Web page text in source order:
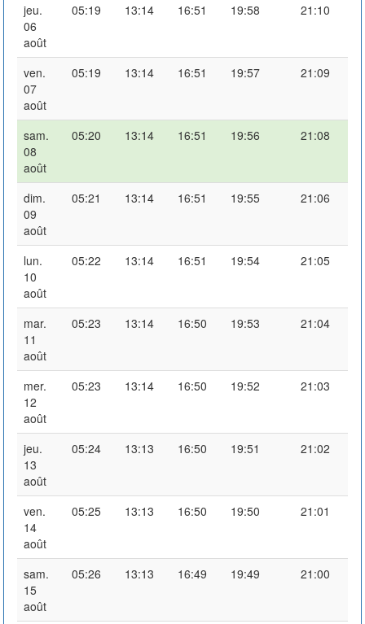
jeu.
06
août
05:19 13:14 16:51 19:58 21:10
ven.
07
août
05:19 13:14 16:51 19:57 21:09
sam.
08
août
05:20 13:14 16:51 19:56 21:08
dim.
09
août
05:21 13:14 16:51 19:55 21:06
lun.
10
août
05:22 13:14 16:51 19:54 21:05
mar.
11
août
05:23 13:14 16:50 19:53 21:04
mer.
12
août
05:23 13:14 16:50 19:52 21:03
jeu.
13
août
05:24 13:13 16:50 19:51 21:02
ven.
14
août
05:25 13:13 16:50 19:50 21:01
sam.
15
août
05:26 13:13 16:49 19:49 21:00